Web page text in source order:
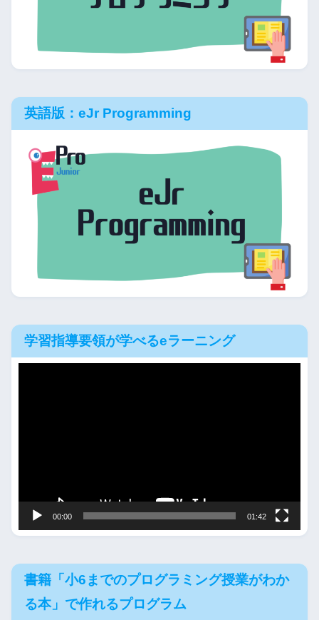
英語版：eJr Programming
学習指導要領が学べるeラーニング
00:00 01:42
書籍「小6までのプログラミング授業がわか
る本」で作れるプログラム